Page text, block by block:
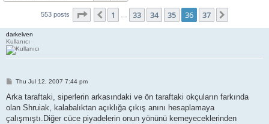
553 posts Page 36 of 37
Previous
1 33 34 35 36 37
darkelven
Kullanıcı
P
s
Thu Jul 12, 2007 7:44 pm
Arka taraftaki, siperlerin arkasındaki ve ön taraftaki okçuların farkında
olan Shruiak, kalabalıktan açıklığa çıkış anını hesaplamaya
çalışmıştı.Diğer cüce piyadelerin onun yönünü kemeyeceklerinden